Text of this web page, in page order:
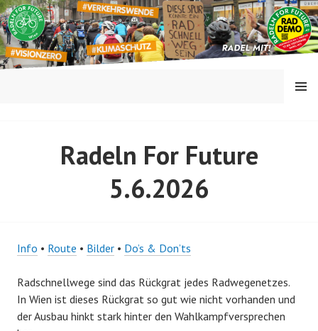
Springe
zum
Inhalt
MENÜ
Radeln For Future
5.6.2026
Info • Route • Bilder • Do’s & Don’ts
Radschnellwege sind das Rückgrat jedes Radwegenetzes.
In Wien ist dieses Rückgrat so gut wie nicht vorhanden und
der Ausbau hinkt stark hinter den Wahlkampfversprechen